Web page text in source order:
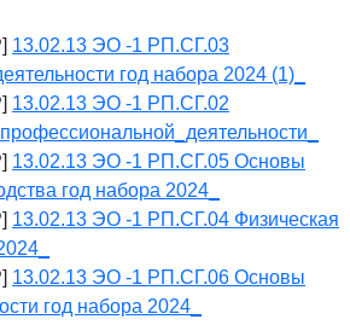
13.02.13 ЭО -1 РП.СГ.03
год набора 2024 (1)_
13.02.13 ЭО -1 РП.СГ.02
13.02.13 ЭО -1 РП.СГ.05 Основы
год набора 2024_
13.02.13 ЭО -1 РП.СГ.04 Физическая
13.02.13 ЭО -1 РП.СГ.06 Основы
год набора 2024_